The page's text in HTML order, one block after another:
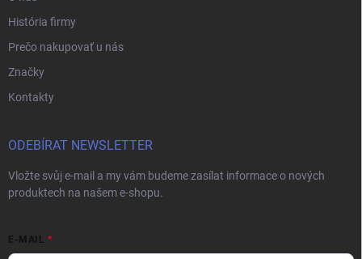
História firmy
Prečo nakupovať u nás
Značky
Kontakty
ODEBÍRAT NEWSLETTER
Vložte svůj e-mail a my vám budeme zasílat informace o nových
produktech na našem e-shopu.
E-MAIL